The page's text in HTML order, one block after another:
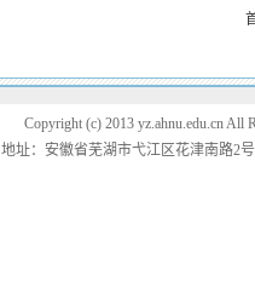
Copyright (c) 2013 yz.ahnu.edu.cn
地址：安徽省芜湖市弋江区花津南路2